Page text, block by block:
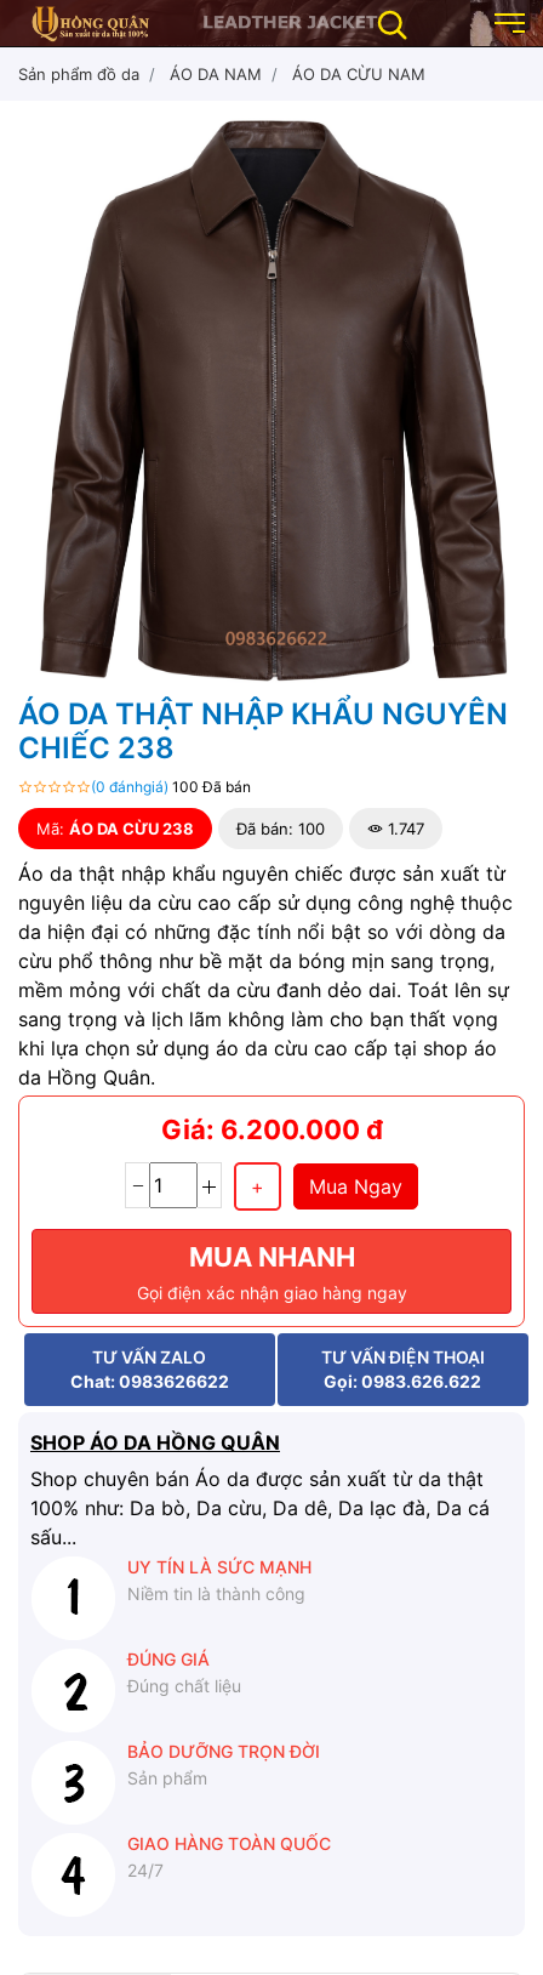
Sản phẩm đồ da ÁO DA NAM ÁO DA CỪU NAM
ÁO DA THẬT NHẬP KHẨU NGUYÊN
CHIẾC 238
(0 đánhgiá) 100 Đã bán
Mã: ÁO DA CỪU 238 Đã bán: 100 1.747
Áo da thật nhập khẩu nguyên chiếc được sản xuất từ
nguyên liệu da cừu cao cấp sử dụng công nghệ thuộc
da hiện đại có những đặc tính nổi bật so với dòng da
cừu phổ thông như bề mặt da bóng mịn sang trọng,
mềm mỏng với chất da cừu đanh dẻo dai. Toát lên sự
sang trọng và lịch lãm không làm cho bạn thất vọng
khi lựa chọn sử dụng áo da cừu cao cấp tại shop áo
da Hồng Quân.
Giá: 6.200.000 đ
Mua Ngay
MUA NHANH
Gọi điện xác nhận giao hàng ngay
TƯ VẤN ZALO
Chat: 0983626622
TƯ VẤN ĐIỆN THOẠI
Gọi: 0983.626.622
SHOP ÁO DA HỒNG QUÂN
Shop chuyên bán Áo da được sản xuất từ da thật
100% như: Da bò, Da cừu, Da dê, Da lạc đà, Da cá
sấu...
UY TÍN LÀ SỨC MẠNH
Niềm tin là thành công
ĐÚNG GIÁ
Đúng chất liệu
BẢO DƯỠNG TRỌN ĐỜI
Sản phẩm
GIAO HÀNG TOÀN QUỐC
24/7